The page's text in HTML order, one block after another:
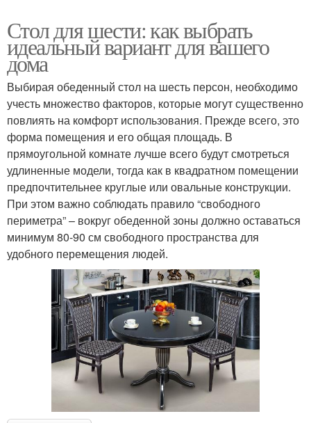
Стол для шести: как выбрать
идеальный вариант для вашего
дома
Выбирая обеденный стол на шесть персон, необходимо
учесть множество факторов, которые могут существенно
повлиять на комфорт использования. Прежде всего, это
форма помещения и его общая площадь. В
прямоугольной комнате лучше всего будут смотреться
удлиненные модели, тогда как в квадратном помещении
предпочтительнее круглые или овальные конструкции.
При этом важно соблюдать правило “свободного
периметра” – вокруг обеденной зоны должно оставаться
минимум 80-90 см свободного пространства для
удобного перемещения людей.